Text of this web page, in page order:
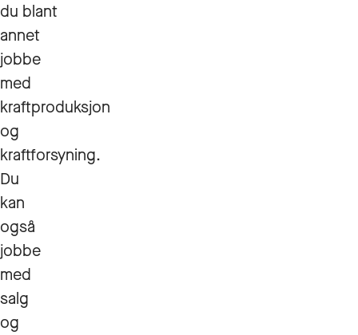
du blant
annet
jobbe
med
kraftproduksjon
og
kraftforsyning.
Du
kan
også
jobbe
med
salg
og